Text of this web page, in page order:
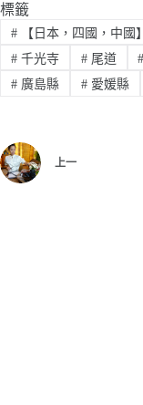
標籤
#【日本，四國，中國
#千光寺 #尾道 #
#廣島縣 #愛媛縣
上一